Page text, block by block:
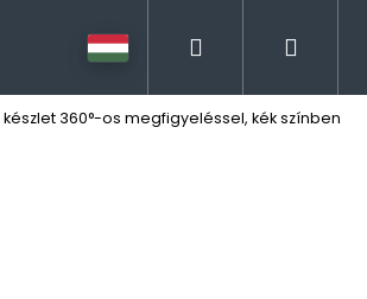
Keresés
360°-os megfigyeléssel, kék színben